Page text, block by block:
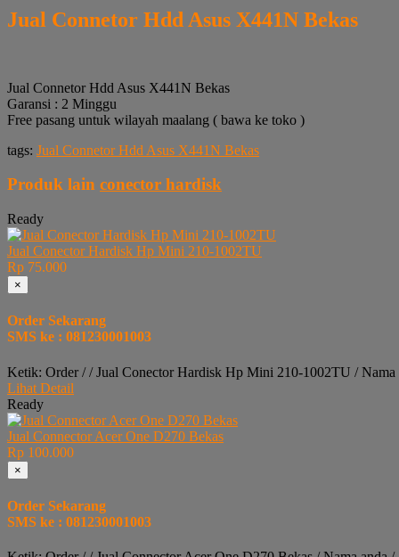
Jual Connetor Hdd Asus X441N Bekas
Jual Connetor Hdd Asus X441N Bekas
Garansi : 2 Minggu
Free pasang untuk wilayah maalang ( bawa ke toko )
tags: Jual Connetor Hdd Asus X441N Bekas
Produk lain conector hardisk
Ready
Jual Conector Hardisk Hp Mini 210-1002TU
Rp 75.000
×
Order Sekarang
SMS ke : 081230001003
Ketik: Order / / Jual Conector Hardisk Hp Mini 210-1002TU / Nama
Lihat Detail
Ready
Jual Connector Acer One D270 Bekas
Rp 100.000
×
Order Sekarang
SMS ke : 081230001003